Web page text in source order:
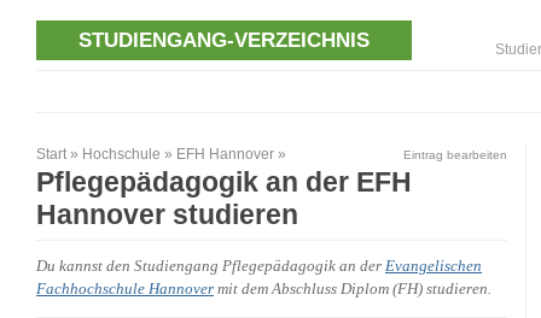
STUDIENGANG-VERZEICHNIS
Start » Hochschule » EFH Hannover » Eintrag bearbeiten
Pflegepädagogik an der EFH
Hannover studieren
Du kannst den Studiengang Pflegepädagogik an der Evangelischen
Fachhochschule Hannover mit dem Abschluss Diplom (FH) studieren.